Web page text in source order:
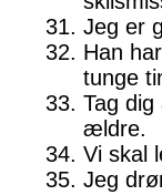
Jeg er
Han
tunge
Tag
ældre.
Vi skal
Jeg